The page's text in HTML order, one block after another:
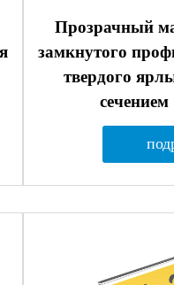
Прозрачный
замкнутого
твердого